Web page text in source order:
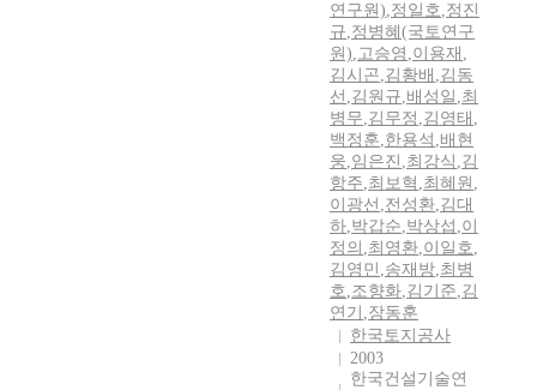
연구원),정일호,정진
규,정병혜(국토연구
원),고승영 ,이용재 ,
김시곤,김황배 ,김동
선 ,김원규,배성일 ,최
병무,김무정 ,김영태 ,
백정훈,한용석 ,배현
웅,임은진 ,최강식 ,김
항주,최보혁 ,최혜원 ,
이광선 ,전성환,김대
하,박갑순,박상섭 ,이
정의 ,최영환,이일호,
김영민 ,송재방,최병
호,조향화,김기준,김
연기 ,장동훈
한국토지공사
2003
한국건설기술연